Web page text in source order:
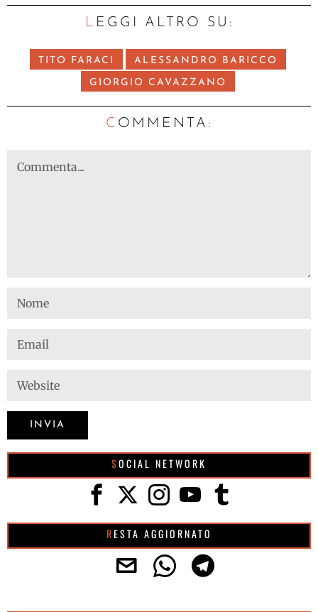
LEGGI ALTRO SU:
TITO FARACI ALESSANDRO BARICCO
GIORGIO CAVAZZANO
C OMMENTA:
SOCIAL NETWORK
RESTA AGGIORNATO